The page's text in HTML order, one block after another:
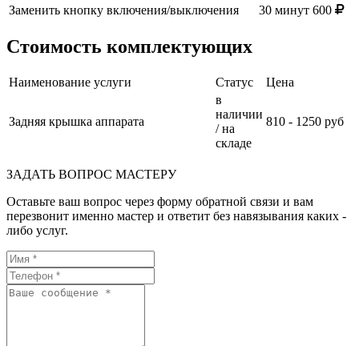
Заменить кнопку включения/выключения
30 минут 600
Стоимость комплектующих
Наименование услуги Статус Цена
Задняя крышка аппарата
в
наличии
/ на
складе
810 - 1250 руб
ЗАДАТЬ ВОПРОС МАСТЕРУ
Оставьте ваш вопрос через форму обратной связи и вам
перезвонит именно мастер и ответит без навязывания каких -
либо услуг.